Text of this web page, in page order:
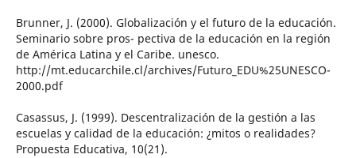
Brunner, J. (2000). Globalización y el futuro de la educación.
Seminario sobre pros- pectiva de la educación en la región
de América Latina y el Caribe. unesco.
http://mt.educarchile.cl/archives/Futuro_EDU%25UNESCO-
2000.pdf
Casassus, J. (1999). Descentralización de la gestión a las
escuelas y calidad de la educación: ¿mitos o realidades?
Propuesta Educativa, 10(21).